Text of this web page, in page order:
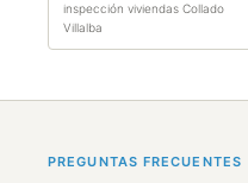
inspección viviendas Collado
Villalba
PREGUNTAS FRECUENTES